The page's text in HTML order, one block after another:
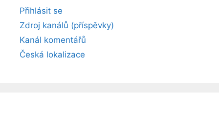
Přihlásit se
Zdroj kanálů (příspěvky)
Kanál komentářů
Česká lokalizace